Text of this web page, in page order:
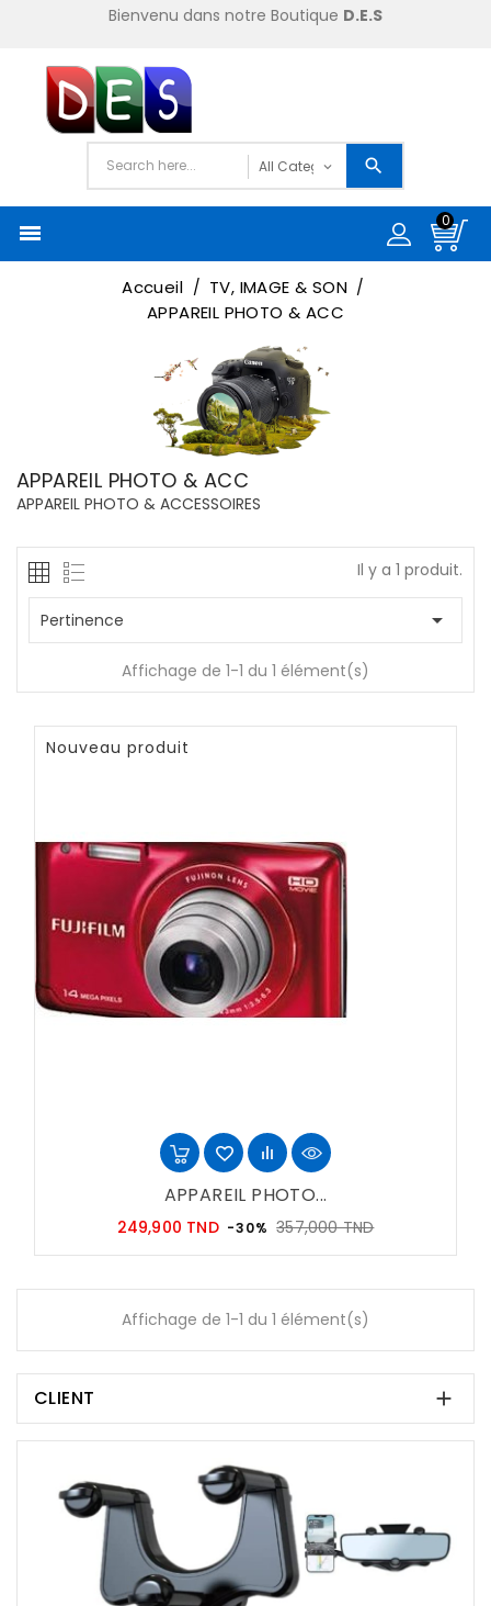
Bienvenu dans notre Boutique D.E.S

0
Accueil
TV, IMAGE & SON
APPAREIL PHOTO & ACC
APPAREIL PHOTO & ACC
APPAREIL PHOTO & ACCESSOIRES
Il y a 1 produit.
Pertinence 
Affichage de 1-1 du 1 élément(s)
Nouveau produit
APPAREIL PHOTO...
249,900 TND Prix
-30% 357,000 TNDPrix
Affichage de 1-1 du 1 élément(s)
CLIENT 